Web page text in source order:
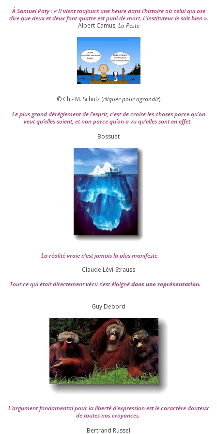
À Samuel Paty : « Il vient tou­jours une heure dans l’his­toire où celui qui ose
dire que deux et deux font quatre est puni de mort. L’instituteur le sait bien ».
Albert Camus, La Peste
© Ch.- M. Schulz (cli­quer pour agran­dir)
Le plus grand dérè­gle­ment de l’es­prit, c’est de croire les choses parce qu’on
veut qu’elles soient, et non parce qu’on a vu qu’elles sont en effet.
Bossuet
La réa­lité vraie n’est jamais la plus mani­feste.
Claude Lévi-Strauss
Tout ce qui était direc­te­ment vécu s’est éloi­gnédans une repré­sen­ta­tion.
Guy Debord
L’argument fon­da­men­tal pour la liber­té d’expression est le carac­tère dou­teux
de toutes nos croyances.
Ber­trand Russel